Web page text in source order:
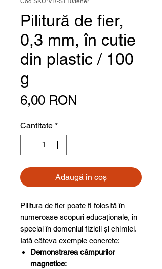
Pilitură de fier,
0,3 mm, în cutie
din plastic / 100
g
6,00 RON
Cantitate *
Adaugă în coș
Pilitura de fier poate fi folosită în
numeroase scopuri educaționale, în
special în domeniul fizicii și chimiei.
Iată câteva exemple concrete:
Demonstrarea câmpurilor
magnetice: